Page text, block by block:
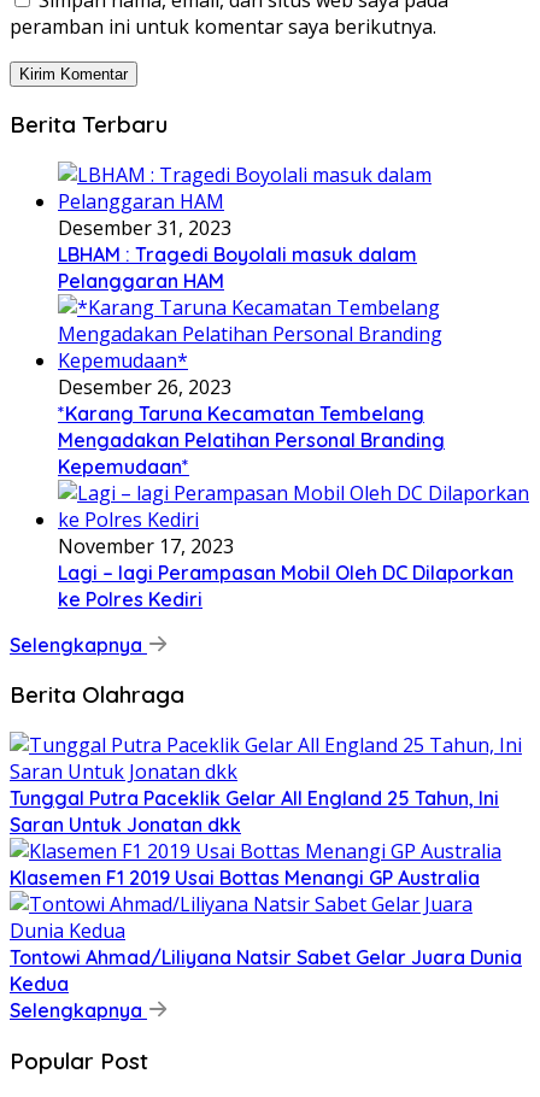
peramban ini untuk komentar saya berikutnya.
Berita Terbaru
Desember 31, 2023
LBHAM : Tragedi Boyolali masuk dalam
Pelanggaran HAM
Desember 26, 2023
*Karang Taruna Kecamatan Tembelang
Mengadakan Pelatihan Personal Branding
Kepemudaan*
November 17, 2023
Lagi – lagi Perampasan Mobil Oleh DC Dilaporkan
ke Polres Kediri
Selengkapnya
Berita Olahraga
Tunggal Putra Paceklik Gelar All England 25 Tahun, Ini
Saran Untuk Jonatan dkk
Klasemen F1 2019 Usai Bottas Menangi GP Australia
Tontowi Ahmad/Liliyana Natsir Sabet Gelar Juara Dunia
Kedua
Selengkapnya
Popular Post